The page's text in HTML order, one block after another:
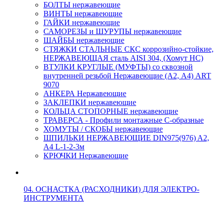
БОЛТЫ нержавеющие
ВИНТЫ нержавеющие
ГАЙКИ нержавеющие
САМОРЕЗЫ и ШУРУПЫ нержавеющие
ШАЙБЫ нержавеющие
СТЯЖКИ СТАЛЬНЫЕ СКС коррозийно-стойкие,
НЕРЖАВЕЮЩАЯ сталь AISI 304, (Хомут НС)
ВТУЛКИ КРУГЛЫЕ (МУФТЫ) со сквозной
внутренней резьбой Нержавеющие (А2, А4) ART
9070
АНКЕРА Нержавеющие
ЗАКЛЕПКИ нержавеющие
КОЛЬЦА СТОПОРНЫЕ нержавеющие
ТРАВЕРСА - Профили монтажные С-образные
ХОМУТЫ / СКОБЫ нержавеющие
ШПИЛЬКИ НЕРЖАВЕЮЩИЕ DIN975(976) A2,
А4 L-1-2-3м
КРЮЧКИ Нержавеющие
04. ОСНАСТКА (РАСХОДНИКИ) ДЛЯ ЭЛЕКТРО-
ИНСТРУМЕНТА